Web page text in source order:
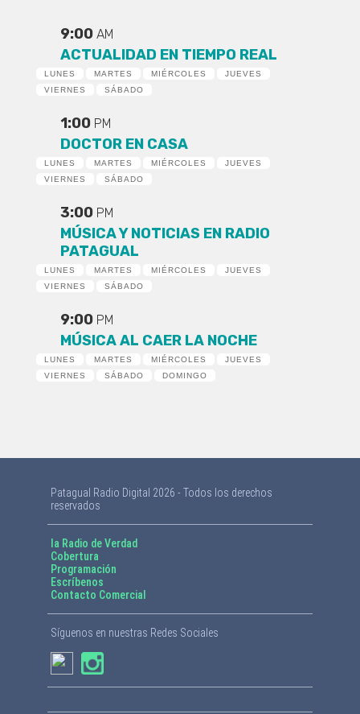
9:00 AM
ACTUALIDAD EN TIEMPO REAL
LUNES MARTES MIÉRCOLES
JUEVES
VIERNES
SÁBADO
1:00 PM
DOCTOR EN CASA
LUNES MARTES MIÉRCOLES
JUEVES
VIERNES
SÁBADO
3:00 PM
MÚSICA Y NOTICIAS EN RADIO
PATAGUAL
LUNES MARTES MIÉRCOLES
JUEVES
VIERNES
SÁBADO
9:00 PM
MÚSICA AL CAER LA NOCHE
LUNES MARTES MIÉRCOLES
JUEVES
VIERNES
SÁBADO DOMINGO
Patagual Radio Digital 2026 - Todos los derechos
reservados
la Radio de Verdad
Cobertura
Programación
Escríbenos
Contacto Comercial
Síguenos en nuestras Redes Sociales